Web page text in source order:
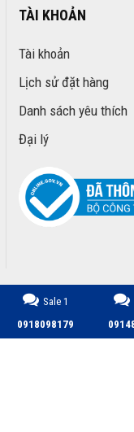
TÀI KHOẢN
Tài khoản
Lịch sử đặt hàng
Danh sách yêu thích
Đại lý
Sale 1
0918098179